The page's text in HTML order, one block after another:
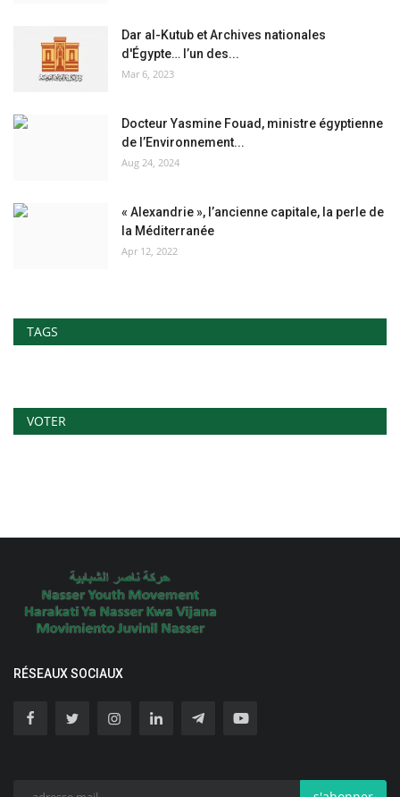
Dar al-Kutub et Archives nationales
d'Égypte… l’un des...
Mar 6, 2023
Docteur Yasmine Fouad, ministre égyptienne
de l’Environnement...
Aug 24, 2024
« Alexandrie », l’ancienne capitale, la perle de
la Méditerranée
Apr 12, 2022
TAGS
VOTER
RÉSEAUX SOCIAUX